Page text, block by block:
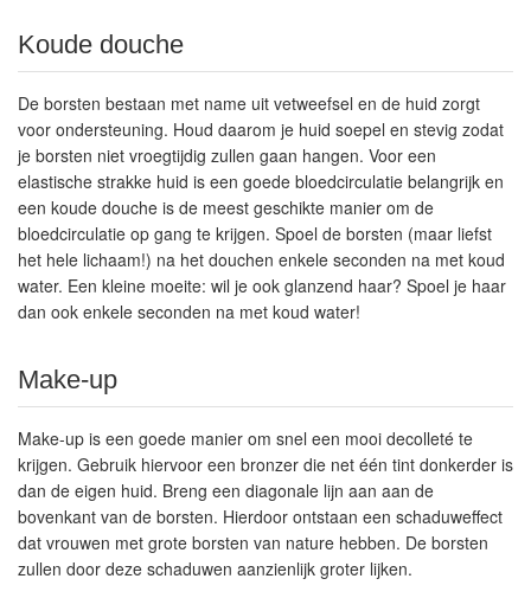
Koude douche
De borsten bestaan met name uit vetweefsel en de huid zorgt
voor ondersteuning. Houd daarom je huid soepel en stevig zodat
je borsten niet vroegtijdig zullen gaan hangen. Voor een
elastische strakke huid is een goede bloedcirculatie belangrijk en
een koude douche is de meest geschikte manier om de
bloedcirculatie op gang te krijgen. Spoel de borsten (maar liefst
het hele lichaam!) na het douchen enkele seconden na met koud
water. Een kleine moeite: wil je ook glanzend haar? Spoel je haar
dan ook enkele seconden na met koud water!
Make-up
Make-up is een goede manier om snel een mooi decolleté te
krijgen. Gebruik hiervoor een bronzer die net één tint donkerder is
dan de eigen huid. Breng een diagonale lijn aan aan de
bovenkant van de borsten. Hierdoor ontstaan een schaduweffect
dat vrouwen met grote borsten van nature hebben. De borsten
zullen door deze schaduwen aanzienlijk groter lijken.